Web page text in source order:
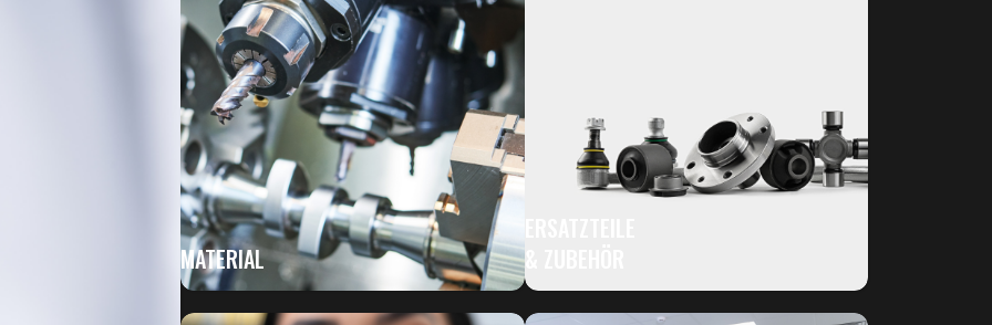
MATERIAL
& ZUBEHÖR